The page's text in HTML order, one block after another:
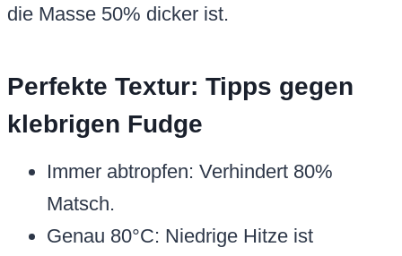
die Masse 50% dicker ist.
Perfekte Textur: Tipps gegen
klebrigen Fudge
Immer abtropfen: Verhindert 80%
Matsch.
Genau 80°C: Niedrige Hitze ist